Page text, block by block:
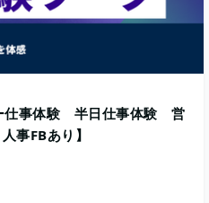
仕事体験 半日仕事体験 営
事FBあり】